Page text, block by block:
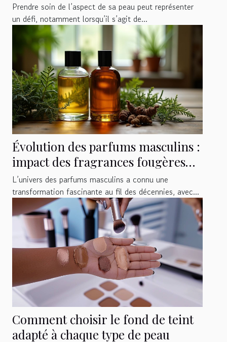
Prendre soin de l’aspect de sa peau peut représenter
un défi, notamment lorsqu’il s’agit de...
Évolution des parfums masculins :
impact des fragrances fougères
aromatiques
L’univers des parfums masculins a connu une
transformation fascinante au fil des décennies, avec...
Comment choisir le fond de teint
adapté à chaque type de peau